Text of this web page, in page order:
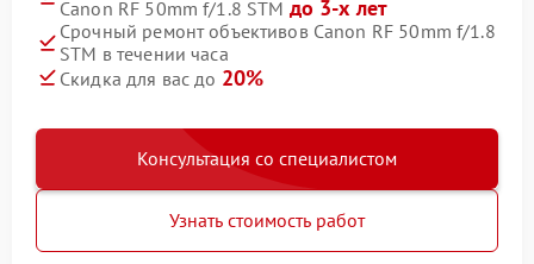
Canon RF 50mm f/1.8 STM до 3-х лет
Срочный ремонт объективов Canon RF 50mm f/1.8
STM в течении часа
Скидка для вас до 20%
Консультация со специалистом
Узнать стоимость работ